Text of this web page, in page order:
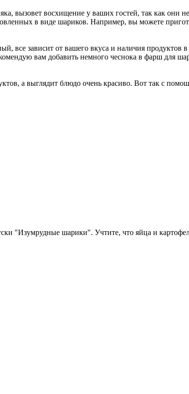
вызовет восхищение у ваших гостей, так как они
в виде шариков. Например, вы можете
все зависит от вашего вкуса и наличия
вам добавить немного чеснока в фарш для
а выглядит блюдо очень красиво. Вот так с
"Изумрудные шарики". Учтите, что яйца и